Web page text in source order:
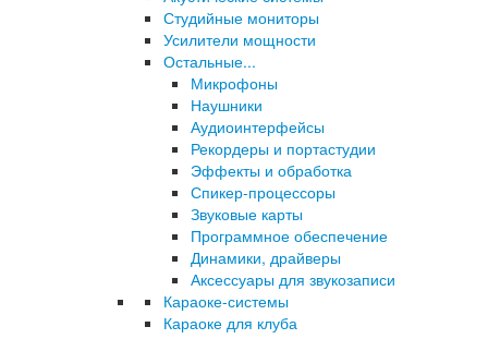
Студийные мониторы
Усилители мощности
Остальные...
Микрофоны
Наушники
Аудиоинтерфейсы
Рекордеры и портастудии
Эффекты и обработка
Спикер-процессоры
Звуковые карты
Программное обеспечение
Динамики, драйверы
Аксессуары для звукозаписи
Караоке-системы
Караоке для клуба